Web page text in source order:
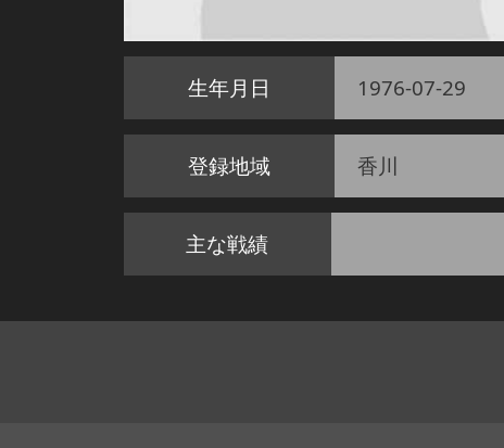
生年月日 1976-07-29
登録地域 香川
主な戦績